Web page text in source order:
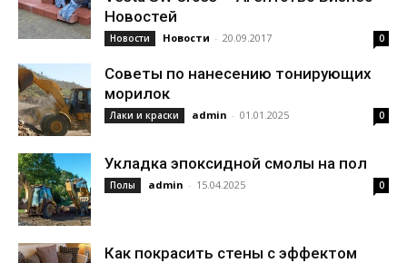
Новостей
Новости Новости - 20.09.2017 0
Советы по нанесению тонирующих
морилок
Лаки и краски admin - 01.01.2025 0
Укладка эпоксидной смолы на пол
Полы admin - 15.04.2025 0
Как покрасить стены с эффектом